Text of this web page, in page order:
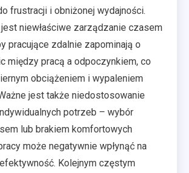
frustracji i obniżonej wydajności.
jest niewłaściwe zarządzanie czasem
pracujące zdalnie zapominają o
między pracą a odpoczynkiem, co
obciążeniem i wypaleniem
jest także niedostosowanie
potrzeb – wybór
lub brakiem komfortowych
może negatywnie wpłynąć na
Kolejnym częstym